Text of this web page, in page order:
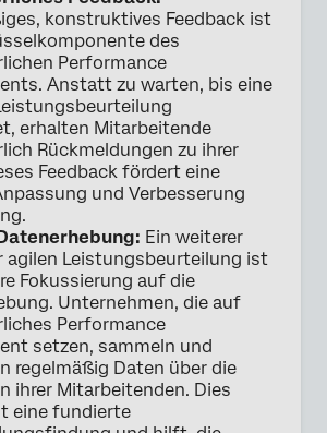
konstruktives Feedback ist
des
Performance
Anstatt zu warten, bis eine
erhalten Mitarbeitende
Rückmeldungen zu ihrer
Feedback fördert eine
und Verbesserung
Ein weiterer
agilen Leistungsbeurteilung ist
Fokussierung auf die
Unternehmen, die auf
Performance
setzen, sammeln und
regelmäßig Daten über die
ihrer Mitarbeitenden. Dies
eine fundierte